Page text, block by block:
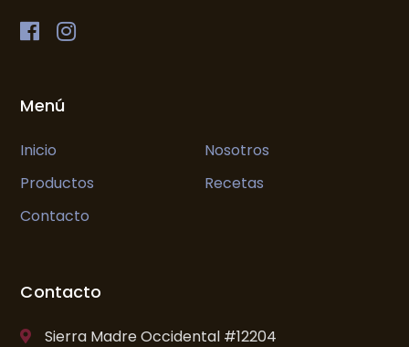
Menú
Inicio
Nosotros
Productos
Recetas
Contacto
Contacto
Sierra Madre Occidental #12204